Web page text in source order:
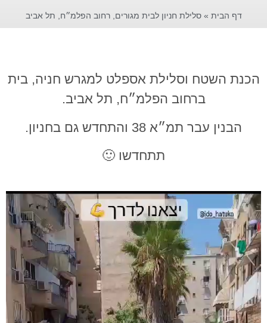
דף הבית »סלילת חניון לבית מגורים, רחוב הפלמ״ח, תל אביב
הכנת השטח וסלילת אספלט למגרש חניה, בית
ברחוב הפלמ״ח, תל אביב.
הבנין עבר תמ״א 38 והתחדש גם בחניון.
תתחדשו 🙂